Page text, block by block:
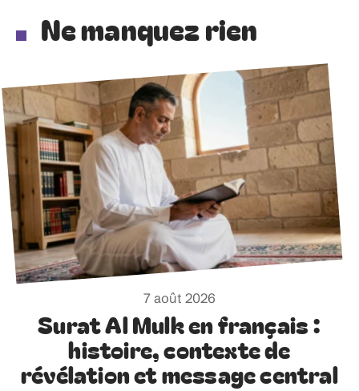
Ne manquez rien
7 août 2026
Surat Al Mulk en français :
histoire, contexte de
révélation et message central